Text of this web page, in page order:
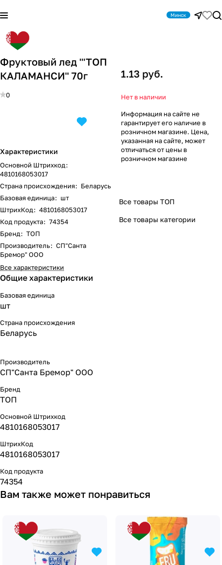
Минск
Фруктовый лед '''ТОП
КАЛАМАНСИ'' 70г
0
Характеристики
Основной Штрихкод:
4810168053017
Страна происхождения: Беларусь
Базовая единица: шт
ШтрихКод: 4810168053017
Код продукта: 74354
Бренд: ТОП
Производитель: СП"Санта
Бремор" ООО
Все характеристики
1.13 руб.
Нет в наличии
Информация на сайте не
гарантирует его наличие в
розничном магазине. Цена,
указанная на сайте, может
отличаться от цены в
розничном магазине
Все товары ТОП
Все товары категории
Общие характеристики
Базовая единица
шт
Страна происхождения
Беларусь
Производитель
СП"Санта Бремор" ООО
Бренд
ТОП
Основной Штрихкод
4810168053017
ШтрихКод
4810168053017
Код продукта
74354
Вам также может понравиться